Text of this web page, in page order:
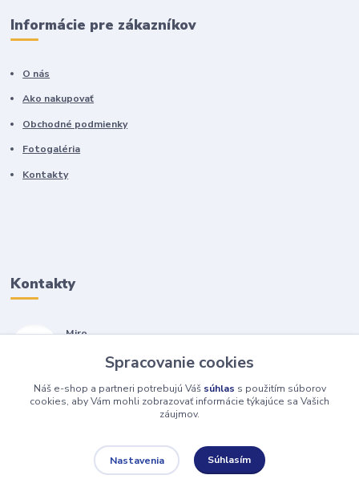
Informácie pre zákazníkov
O nás
Ako nakupovať
Obchodné podmienky
Fotogaléria
Kontakty
Kontakty
Miro
(Po-Pia, 7-17 hod.)
isopneumatiky@isopneumatiky.sk
Spracovanie cookies
Náš e-shop a partneri potrebujú Váš súhlas s použitím súborov
cookies, aby Vám mohli zobrazovať informácie týkajúce sa Vašich
záujmov.
Nastavenia Súhlasím